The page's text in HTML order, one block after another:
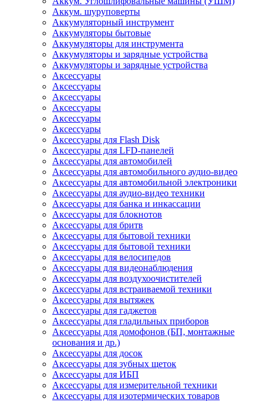
Аккум. шуруповерты
Аккумуляторный инструмент
Аккумуляторы бытовые
Аккумуляторы для инструмента
Аккумуляторы и зарядные устройства
Аккумуляторы и зарядные устройства
Аксессуары
Аксессуары
Аксессуары
Аксессуары
Аксессуары
Аксессуары
Аксессуары для Flash Disk
Аксессуары для LFD-панелей
Аксессуары для автомобилей
Аксессуары для автомобильного аудио-видео
Аксессуары для автомобильной электроники
Аксессуары для аудио-видео техники
Аксессуары для банка и инкассации
Аксессуары для блокнотов
Аксессуары для бритв
Аксессуары для бытовой техники
Аксессуары для бытовой техники
Аксессуары для велосипедов
Аксессуары для видеонаблюдения
Аксессуары для воздухоочистителей
Аксессуары для встраиваемой техники
Аксессуары для вытяжек
Аксессуары для гаджетов
Аксессуары для гладильных приборов
Аксессуары для домофонов (БП, монтажные
основания и др.)
Аксессуары для досок
Аксессуары для зубных щеток
Аксессуары для ИБП
Аксессуары для измерительной техники
Аксессуары для изотермических товаров